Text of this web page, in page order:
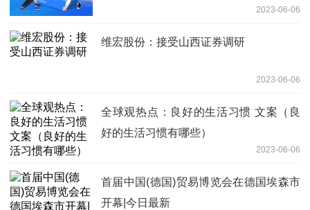
2023-06-06
维宏股份：接受山西证券调研
2023-06-06
全球观热点：良好的生活习惯 文案（良
好的生活习惯有哪些）
2023-06-06
首届中国(德国)贸易博览会在德国埃森市
开幕|今日最新